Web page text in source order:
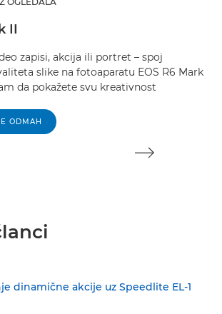
II
zapisi, akcija ili portret – spoj
slike na fotoaparatu EOS R6 Mark
da pokažete svu kreativnost
ODMAH